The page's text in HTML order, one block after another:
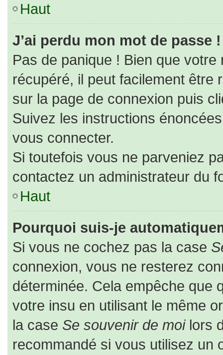
Haut
J’ai perdu mon mot de passe !
Pas de panique ! Bien que
récupéré, il peut facilement être
sur la page de connexion puis
Suivez les instructions
vous connecter.
Si toutefois vous ne parveniez
contactez un administrateur du
Haut
Pourquoi suis-je
Si vous ne cochez pas la case
connexion, vous ne resterez
déterminée. Cela empêche que
votre insu en utilisant le même
la case Se souvenir de moilors
recommandé si vous utilisez un